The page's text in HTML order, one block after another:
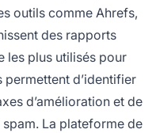
outils comme Ahrefs,
des rapports
les plus utilisés pour
permettent d’identifier
d’amélioration et de
La plateforme de